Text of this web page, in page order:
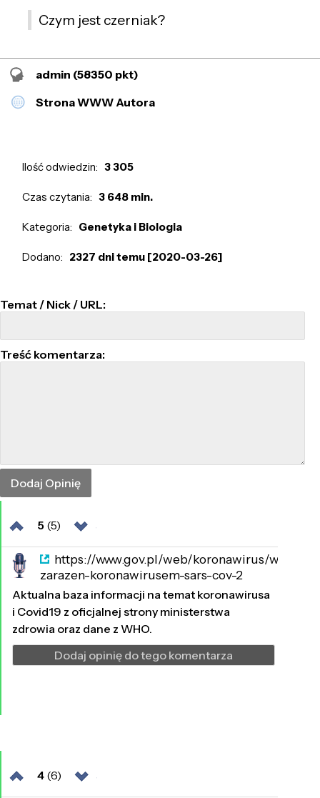
Czym jest czerniak?
admin (58350 pkt)
Strona WWW Autora
Ilość odwiedzin: 3 305
Czas czytania: 3 648 min.
Kategoria: Genetyka i Biologia
Dodano: 2327 dni temu [2020-03-26]
Temat / Nick / URL:
Treść komentarza:
5 (5)
https://www.gov.pl/web/koronawirus/wykaz-
zarazen-koronawirusem-sars-cov-2
2189 dni temu
Aktualna baza informacji na temat koronawirusa
i Covid19 z oficjalnej strony ministerstwa
zdrowia oraz dane z WHO.
Dodaj opinię do tego komentarza
4 (6)